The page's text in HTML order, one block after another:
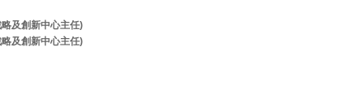
及創新中心主任)
及創新中心主任)